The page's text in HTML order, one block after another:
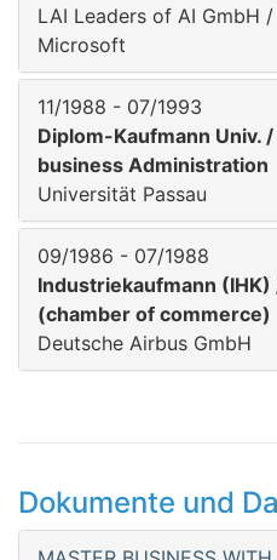
LAI Leaders of AI GmbH
Microsoft
11/1988 - 07/1993
Diplom-Kaufmann Univ.
business Administration
Universität Passau
09/1986 - 07/1988
Industriekaufmann
(chamber of commerce)
Deutsche Airbus GmbH
Dokumente und